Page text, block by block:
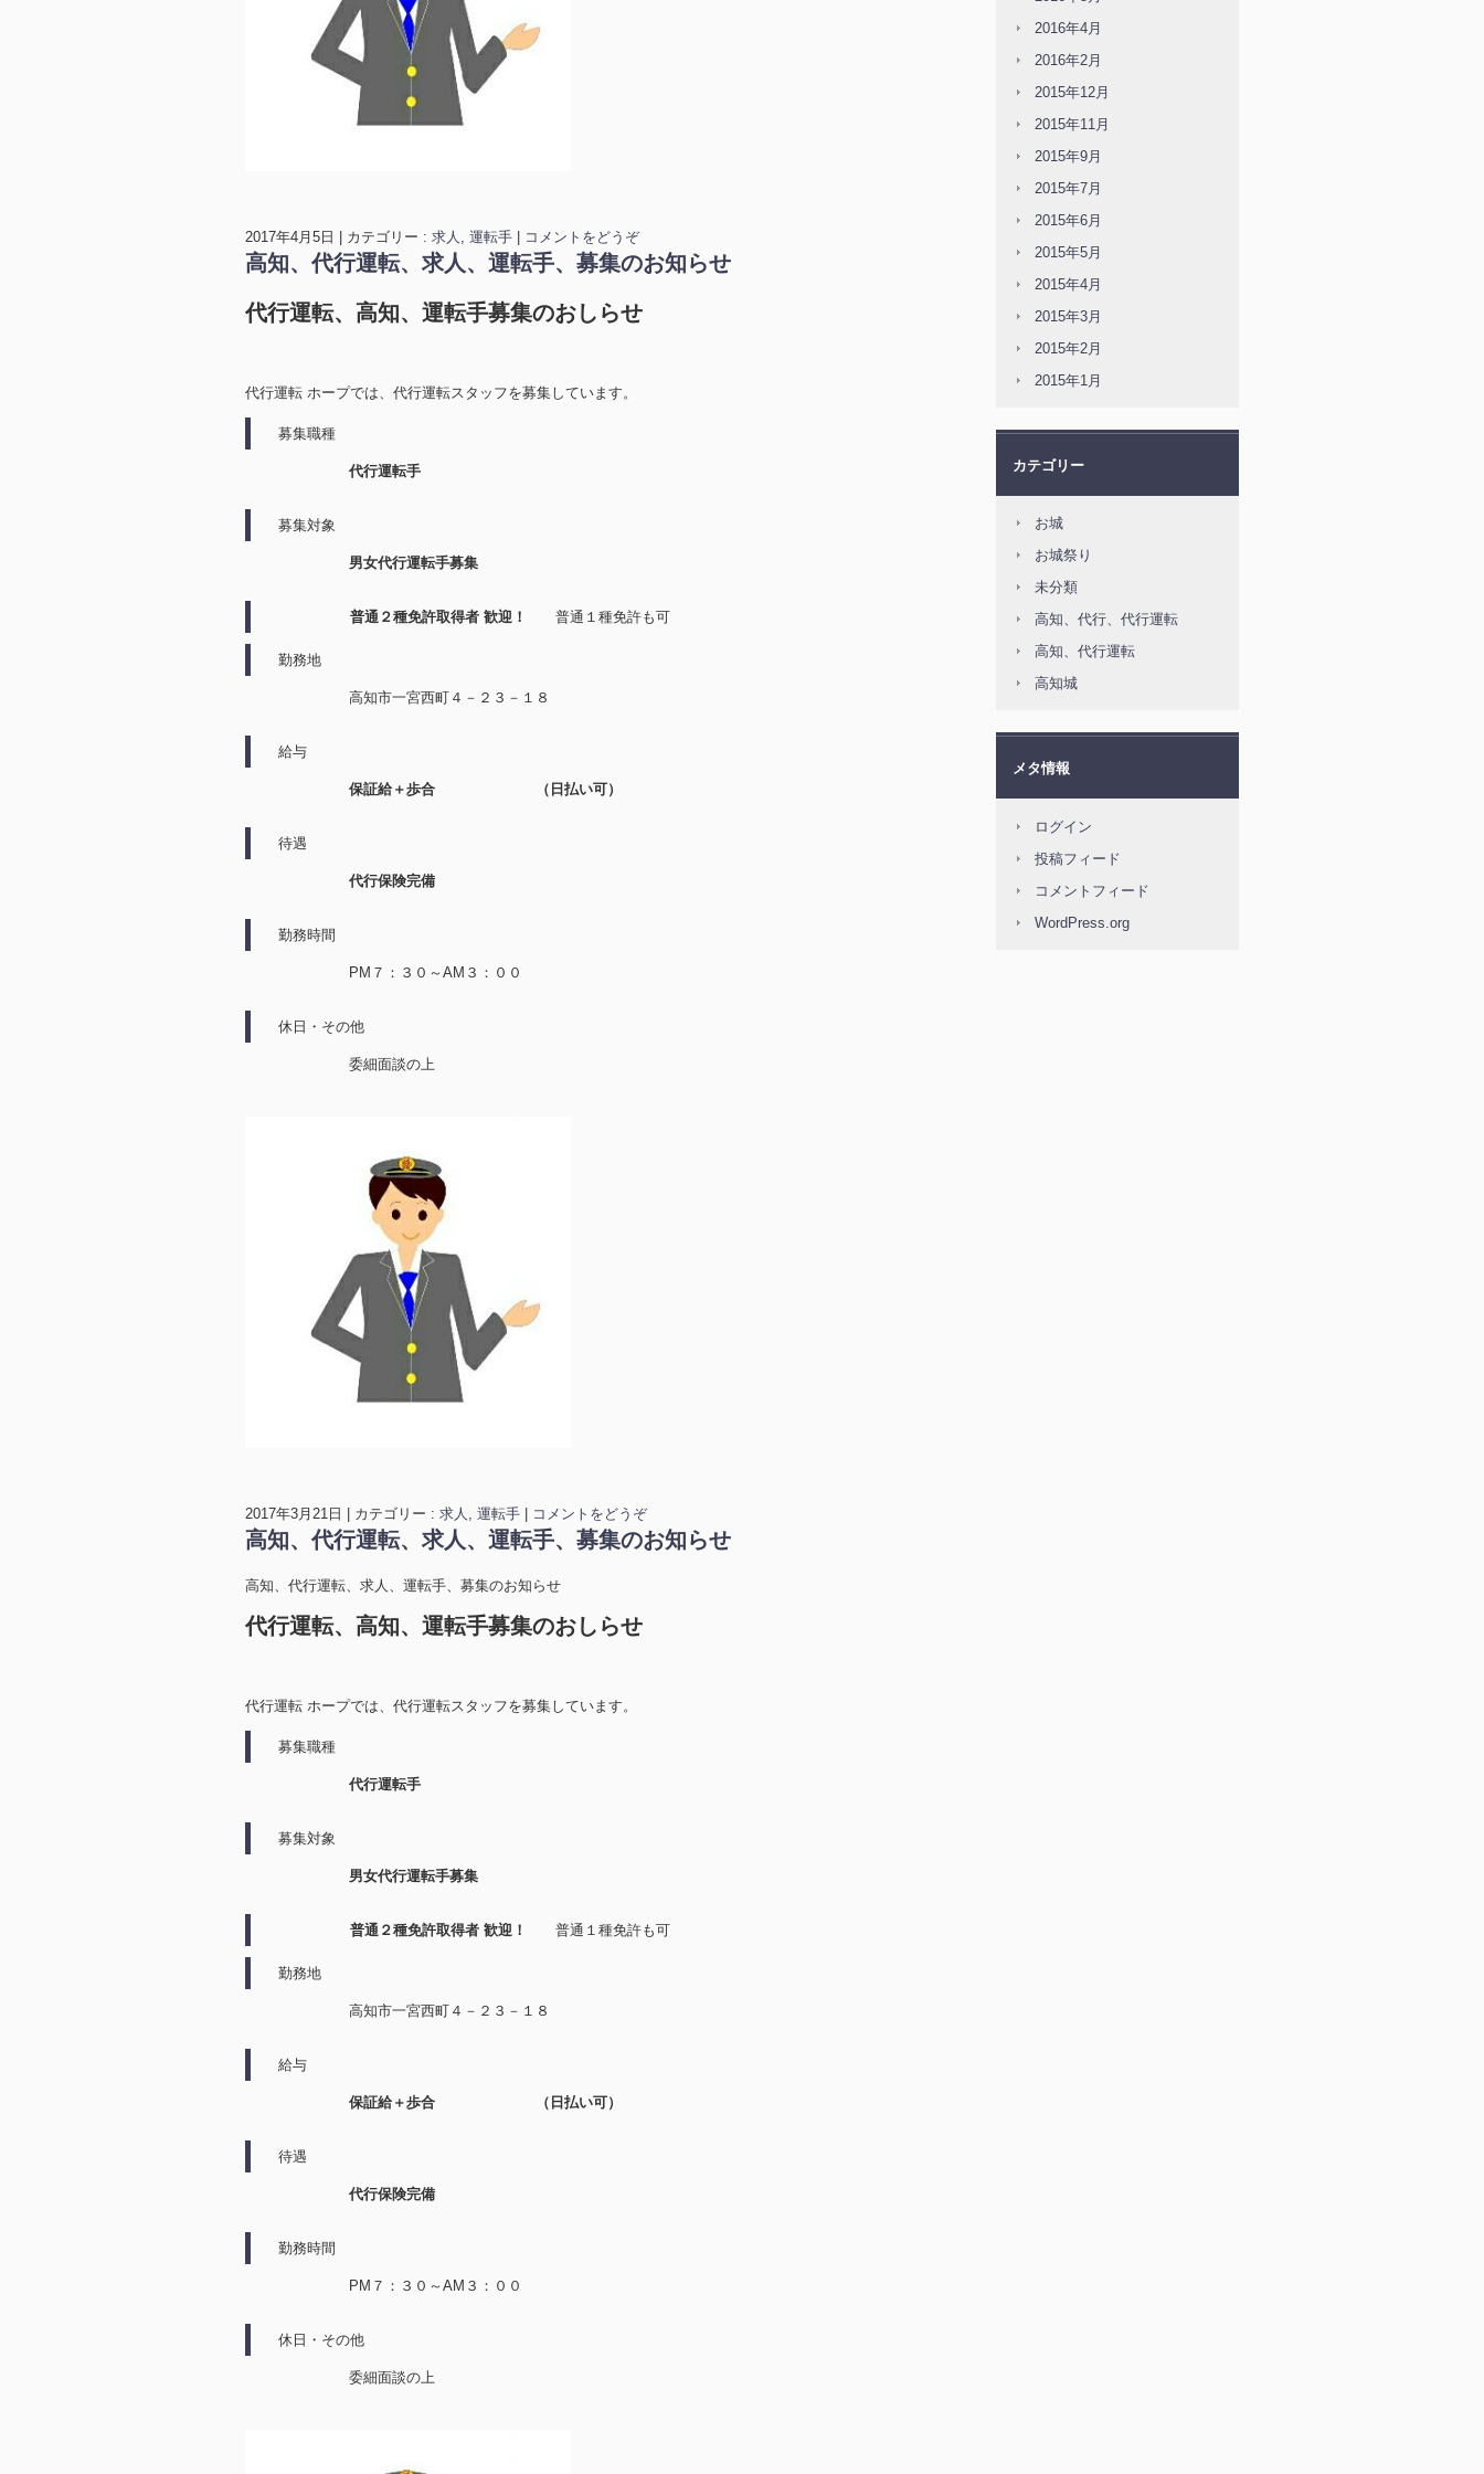
2017年4月5日 カテゴリー : 求人 , 運転手 コメントをどうぞ
高知、代行運転、求人、運転手、募集のお知らせ
代行運転、高知、運転手募集のおしらせ
代行運転 ホープでは、代行運転スタッフを募集しています。
募集職種
代行運転手
募集対象
男女代行運転手募集
普通２種免許取得者 歓迎！ 普通１種免許も可
勤務地
高知市一宮西町４－２３－１８
給与
保証給＋歩合 （日払い可）
待遇
代行保険完備
勤務時間
PM７：３０～AM３：００
休日・その他
委細面談の上
2017年3月21日 カテゴリー : 求人 , 運転手 コメントをどうぞ
高知、代行運転、求人、運転手、募集のお知らせ
高知、代行運転、求人、運転手、募集のお知らせ
代行運転、高知、運転手募集のおしらせ
代行運転 ホープでは、代行運転スタッフを募集しています。
募集職種
代行運転手
募集対象
男女代行運転手募集
普通２種免許取得者 歓迎！ 普通１種免許も可
勤務地
高知市一宮西町４－２３－１８
給与
保証給＋歩合 （日払い可）
待遇
代行保険完備
勤務時間
PM７：３０～AM３：００
休日・その他
委細面談の上
2016年4月
2016年2月
2015年12月
2015年11月
2015年9月
2015年7月
2015年6月
2015年5月
2015年4月
2015年3月
2015年2月
2015年1月
カテゴリー
お城
お城祭り
未分類
高知、代行、代行運転
高知、代行運転
高知城
メタ情報
ログイン
投稿フィード
コメントフィード
WordPress.org